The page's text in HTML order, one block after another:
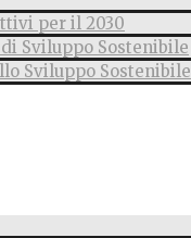
per il 2030
Sviluppo Sostenibile
Sviluppo Sostenibile